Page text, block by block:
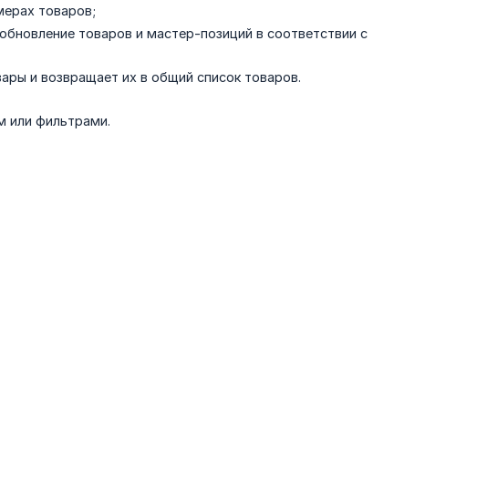
товаров;
товаров и мастер-позиций в соответствии с
и возвращает их в общий список товаров.
или фильтрами.